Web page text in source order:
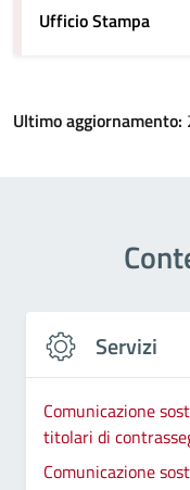
Ufficio Stampa
Ultimo aggiornamento:
Servizi
Comunicazione
titolari di
Comunicazione